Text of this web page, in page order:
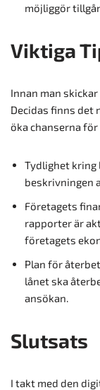
möjliggör
Viktiga
Innan man
Decidas finns det
öka chanserna
Tydlighet kring
beskrivningen
Företagets
rapporter är
företagets
Plan för
lånet ska
ansökan.
Slutsats
I takt med den